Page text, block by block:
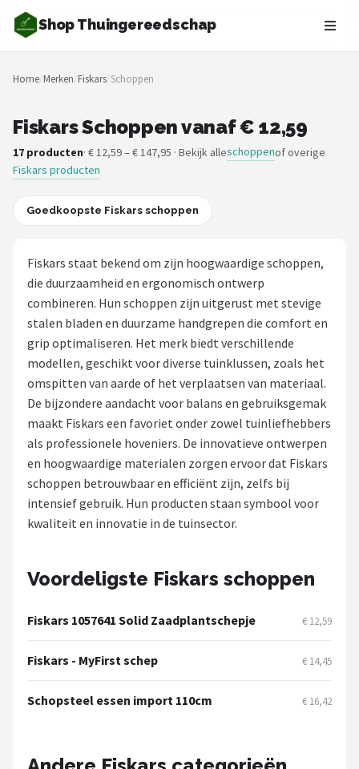
Shop Thuingereedschap
Zoeken
NAVIGATIE
Merken
Blog
Grasmaaiers
Hogedrukreinigers
Grastrimmers
Onkruidbranders
Shop
To the South
GARDENA
Bosch
WORX
Makita
Home/Merken/Fiskars/Schoppen
Fiskars Schoppen vanaf € 12,59
17 producten· € 12,59 – € 147,95 · Bekijk alleschoppenof overige
Fiskars producten
Goedkoopste Fiskars schoppen
Fiskars staat bekend om zijn hoogwaardige schoppen,
die duurzaamheid en ergonomisch ontwerp
combineren. Hun schoppen zijn uitgerust met stevige
stalen bladen en duurzame handgrepen die comfort en
grip optimaliseren. Het merk biedt verschillende
modellen, geschikt voor diverse tuinklussen, zoals het
omspitten van aarde of het verplaatsen van materiaal.
De bijzondere aandacht voor balans en gebruiksgemak
maakt Fiskars een favoriet onder zowel tuinliefhebbers
als professionele hoveniers. De innovatieve ontwerpen
en hoogwaardige materialen zorgen ervoor dat Fiskars
schoppen betrouwbaar en efficiënt zijn, zelfs bij
intensief gebruik. Hun producten staan symbool voor
kwaliteit en innovatie in de tuinsector.
Voordeligste Fiskars schoppen
Fiskars 1057641 Solid Zaadplantschepje € 12,59
Fiskars - MyFirst schep € 14,45
Schopsteel essen import 110cm € 16,42